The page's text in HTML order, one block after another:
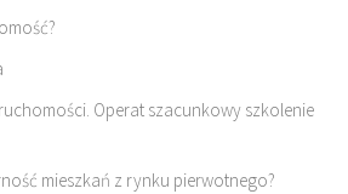
Operat szacunkowy szkolenie
mieszkań z rynku pierwotnego?